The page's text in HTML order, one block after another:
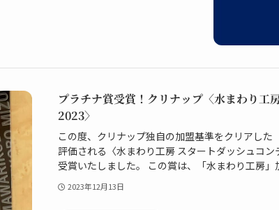
プラチナ賞受賞！クリナップ〈水まわり工
2023〉
この度、クリナップ独自の加盟基準をクリアし
評価される〈水まわり工房 スタートダッシュコ
受賞いたしました。 この賞は、「水まわり工房
2023年12月13日